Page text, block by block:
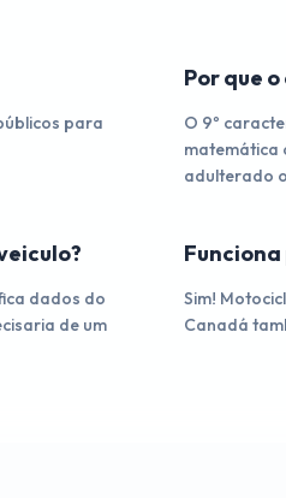
para
Por que
O 9º
matemática
adulterado
dados do
de um
Sim!
Canadá